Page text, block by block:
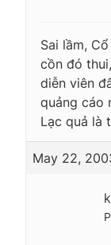
Sai lầm,
cồn đó
diễn viên
quảng cáo
Lạc quả là
May 22,